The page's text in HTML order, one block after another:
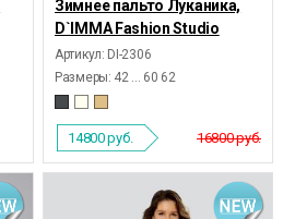
Зимнее пальто Луканика,
D`IMMA Fashion Studio
Артикул: DI-2306
Размеры: 42 ... 60 62
16800 руб.
14800руб.